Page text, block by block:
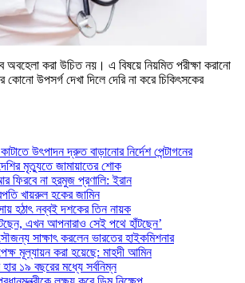
অবহেলা করা উচিত নয়। এ বিষয়ে নিয়মিত পরীক্ষা করানো
কোনো উপসর্গ দেখা দিলে দেরি না করে চিকিৎসকের
উৎপাদন দ্রুত বাড়ানোর নির্দেশ পেন্টাগনের
মৃত্যুতে জামায়াতের শোক
ফিরবে না হরমুজ প্রণালি: ইরান
খায়রুল হকের জামিন
হঠাৎ নব্বই দশকের তিন নায়ক
এখন আপনারাও সেই পথে হাঁটছেন’
সৌজন্য সাক্ষাৎ করলেন ভারতের হাইকমিশনার
মূল্যায়ন করা হয়েছে: মাহদী আমিন
১৯ বছরের মধ্যে সর্বনিম্ন